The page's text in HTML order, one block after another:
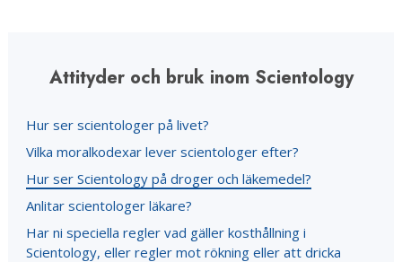
Attityder och bruk inom Scientology
Hur ser scientologer på livet?
Vilka moralkodexar lever scientologer efter?
Hur ser Scientology på droger och läkemedel?
Anlitar scientologer läkare?
Har ni speciella regler vad gäller kosthållning i
Scientology, eller regler mot rökning eller att dricka